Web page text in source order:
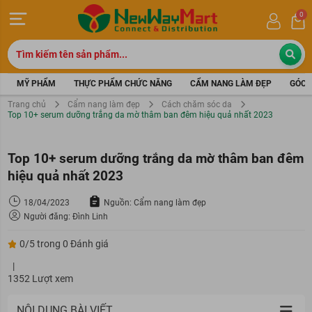
0
MỸ PHẨM THỰC PHẨM CHỨC NĂNG CẨM NANG LÀM ĐẸP GÓC
Trang chủ Cẩm nang làm đẹp
Cách chăm sóc da
Top 10+ serum dưỡng trắng da mờ thâm ban đêm hiệu quả nhất 2023
Top 10+ serum dưỡng trắng da mờ thâm ban đêm
hiệu quả nhất 2023
18/04/2023
Nguồn: Cẩm nang làm đẹp
Người đăng: Đình Linh
0/5 trong 0 Đánh giá
|
1352 Lượt xem